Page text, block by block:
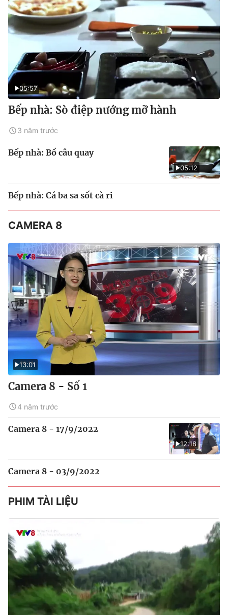
05:57
Bếp nhà: Sò điệp nướng mỡ hành
3 năm trước
05:12
Bếp nhà: Bồ câu quay
Bếp nhà: Cá ba sa sốt cà ri
CAMERA 8
13:01
Camera 8 - Số 1
4 năm trước
12:18
Camera 8 - 17/9/2022
Camera 8 - 03/9/2022
PHIM TÀI LIỆU